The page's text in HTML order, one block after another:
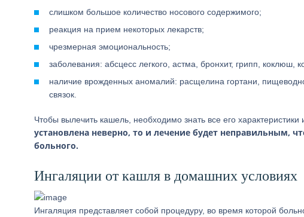
слишком большое количество носового содержимого;
реакция на прием некоторых лекарств;
чрезмерная эмоциональность;
заболевания: абсцесс легкого, астма, бронхит, грипп, коклюш,
наличие врожденных аномалий: расщелина гортани,
связок.
Чтобы вылечить кашель, необходимо знать все его характеристики
установлена неверно, то и лечение будет неправильным,
больного.
Ингаляции от кашля в домашних условиях
Ингаляция представляет собой процедуру, во время которой